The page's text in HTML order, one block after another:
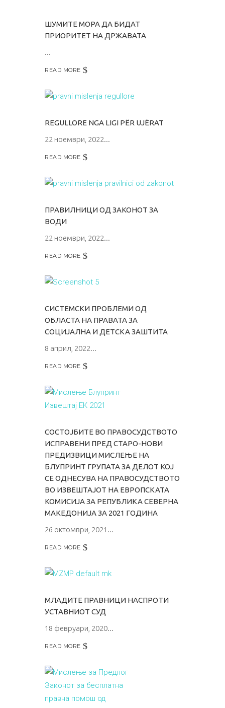
ШУМИТЕ МОРА ДА БИДАТ
ПРИОРИТЕТ НА ДРЖАВАТА
READ MORE
REGULLORE NGA LIGI PËR UJËRAT
22 ноември, 2022
READ MORE
ПРАВИЛНИЦИ ОД ЗАКОНОТ ЗА
ВОДИ
22 ноември, 2022
READ MORE
СИСТЕМСКИ ПРОБЛЕМИ ОД
ОБЛАСТА НА ПРАВАТА ЗА
СОЦИЈАЛНА И ДЕТСКА ЗАШТИТА
8 април, 2022
READ MORE
СОСТОЈБИТЕ ВО ПРАВОСУДСТВОТО
ИСПРАВЕНИ ПРЕД СТАРО-НОВИ
ПРЕДИЗВИЦИ МИСЛЕЊЕ НА
БЛУПРИНТ ГРУПАТА ЗА ДЕЛОТ КОЈ
СЕ ОДНЕСУВА НА ПРАВОСУДСТВОТО
ВО ИЗВЕШТАЈОТ НА ЕВРОПСКАТА
КОМИСИЈА ЗА РЕПУБЛИКА СЕВЕРНА
МАКЕДОНИЈА ЗА 2021 ГОДИНА
26 октомври, 2021
READ MORE
МЛАДИТЕ ПРАВНИЦИ НАСПРОТИ
УСТАВНИОТ СУД
18 февруари, 2020
READ MORE